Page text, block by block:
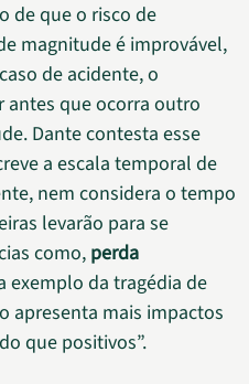
de que o risco de
magnitude é improvável,
de acidente, o
antes que ocorra outro
Dante contesta esse
a escala temporal de
nem considera o tempo
levarão para se
como, perda
exemplo da tragédia de
apresenta mais impactos
que positivos”.